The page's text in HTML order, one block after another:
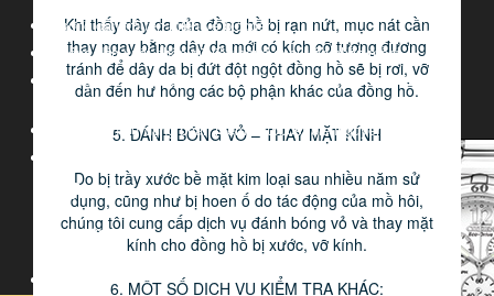
hồ có đèn thì cũng nên hạn chế việc sử dụng quá
nhiều và liên tục các chức năng kể trên.
4. ĐỒNG HỒ DÙNG PIN NĂNG LƯỢNG ÁNH SÁNG
Khi thấy dây da của đồng hồ bị rạn nứt, mục nát cần
thay ngay bằng dây da mới có kích cỡ tương đương
tránh để dây da bị đứt đột ngột đồng hồ sẽ bị rơi, vỡ
dẫn đến hư hỏng các bộ phận khác của đồng hồ.
5. ĐÁNH BÓNG VỎ – THAY MẶT KÍNH
Do bị trầy xước bề mặt kim loại sau nhiều năm sử
dụng, cũng như bị hoen ố do tác động của mồ hôi,
chúng tôi cung cấp dịch vụ đánh bóng vỏ và thay mặt
kính cho đồng hồ bị xước, vỡ kính.
6. MỘT SỐ DỊCH VỤ KIỂM TRA KHÁC:
Hướng dẫn trỏ tên miền về blogger
Hướng dẫn xuất nhập dữ liệu dạng exel trên phần mềm
Hướng dẫn nhập diễn đàn vào phần mềm đăng tin theo danh
sách
Hướng dẫn sử dụng phần mềm autopost biennguyen.net
PHP
HTML/CSS